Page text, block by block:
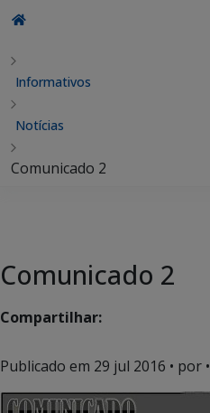
Informativos
Notícias
Comunicado 2
Comunicado 2
Compartilhar:
Publicado em 29 jul 2016 • por •